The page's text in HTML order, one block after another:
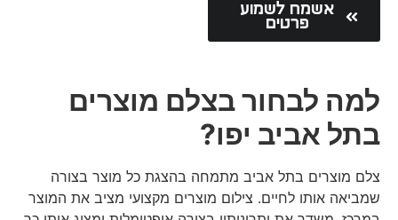
אשמח לשמוע
פרטים
למה לבחור בצלם מוצרים
בתל אביב יפו?
צלם מוצרים בתל אביב מתמחה בהצגת כל מוצר בצורה
שמביאה אותו לחיים. צילום מוצרים מקצועי מציב את המוצר